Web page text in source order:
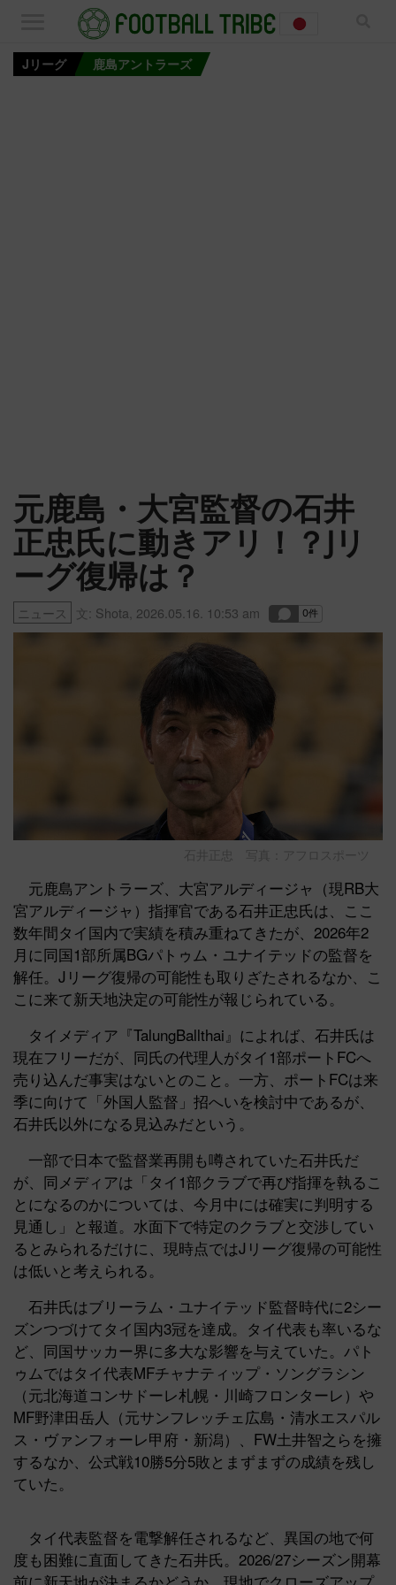
Jリーグ 鹿島アントラーズ
元鹿島・大宮監督の石井
正忠氏に動きアリ！？Jリ
ーグ復帰は？
ニュース 文: Shota 2026.05.16. 10:53 am
石井正忠 写真：アフロスポーツ
元鹿島アントラーズ、大宮アルディージャ（現RB大
宮アルディージャ）指揮官である石井正忠氏は、ここ
数年間タイ国内で実績を積み重ねてきたが、2026年2
月に同国1部所属BGパトゥム・ユナイテッドの監督を
解任。Jリーグ復帰の可能性も取りざたされるなか、こ
こに来て新天地決定の可能性が報じられている。
タイメディア『TalungBallthai』によれば、石井氏は
現在フリーだが、同氏の代理人がタイ1部ポートFCへ
売り込んだ事実はないとのこと。一方、ポートFCは来
季に向けて「外国人監督」招へいを検討中であるが、
石井氏以外になる見込みだという。
一部で日本で監督業再開も噂されていた石井氏だ
が、同メディアは「タイ1部クラブで再び指揮を執るこ
とになるのかについては、今月中には確実に判明する
見通し」と報道。水面下で特定のクラブと交渉してい
るとみられるだけに、現時点ではJリーグ復帰の可能性
は低いと考えられる。
石井氏はブリーラム・ユナイテッド監督時代に2シー
ズンつづけてタイ国内3冠を達成。タイ代表も率いるな
ど、同国サッカー界に多大な影響を与えていた。パト
ゥムではタイ代表MFチャナティップ・ソングラシン
（元北海道コンサドーレ札幌・川崎フロンターレ）や
MF野津田岳人（元サンフレッチェ広島・清水エスパル
ス・ヴァンフォーレ甲府・新潟）、FW土井智之らを擁
するなか、公式戦10勝5分5敗とまずまずの成績を残し
ていた。
タイ代表監督を電撃解任されるなど、異国の地で何
度も困難に直面してきた石井氏。2026/27シーズン開幕